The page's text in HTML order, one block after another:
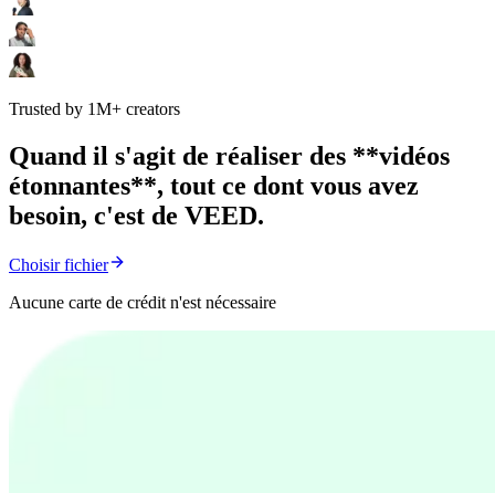
Trusted by 1M+ creators
Quand il s'agit de réaliser des **vidéos
étonnantes**, tout ce dont vous avez
besoin, c'est de VEED.
Choisir fichier
Aucune carte de crédit n'est nécessaire